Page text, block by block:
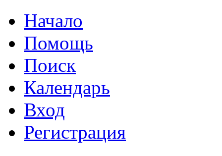
Начало
Помощь
Поиск
Календарь
Вход
Регистрация